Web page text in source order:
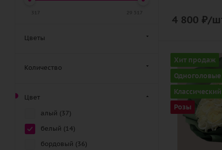
4 800 ₽/
Хит продаж
Одноголовые
Классический
Розы
Количество
15
Цвет
белый
Описание
роза, лента,
Цветы
Количество
Цвет
алый (37)
белый (14)
бордовый (36)